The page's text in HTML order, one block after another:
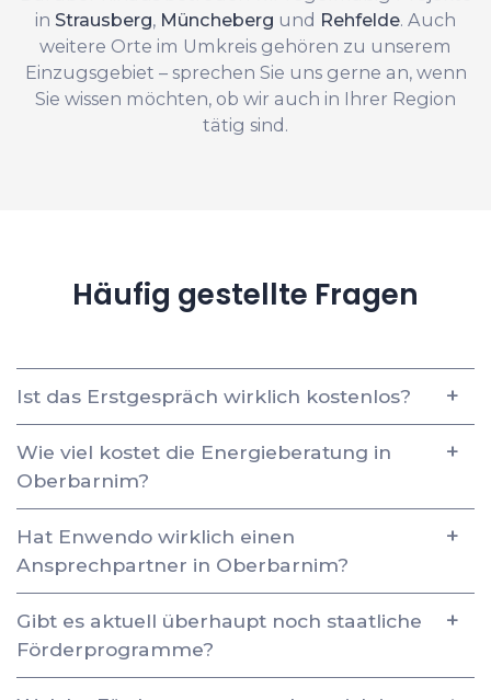
in Strausberg, Müncheberg und Rehfelde. Auch
weitere Orte im Umkreis gehören zu unserem
Einzugsgebiet – sprechen Sie uns gerne an, wenn
Sie wissen möchten, ob wir auch in Ihrer Region
tätig sind.
Häufig gestellte Fragen
Ist das Erstgespräch wirklich kostenlos?
Wie viel kostet die Energieberatung in
Oberbarnim?
Hat Enwendo wirklich einen
Ansprechpartner in Oberbarnim?
Gibt es aktuell überhaupt noch staatliche
Förderprogramme?